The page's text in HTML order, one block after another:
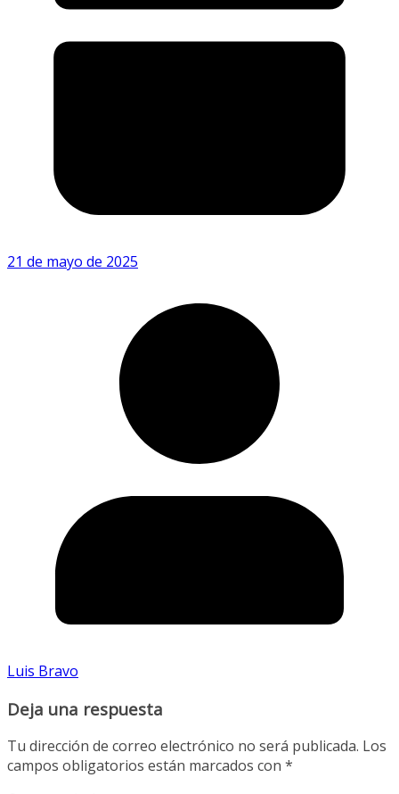
21 de mayo de 2025
Luis Bravo
Deja una respuesta
Tu dirección de correo electrónico no será publicada. Los
campos obligatorios están marcados con *